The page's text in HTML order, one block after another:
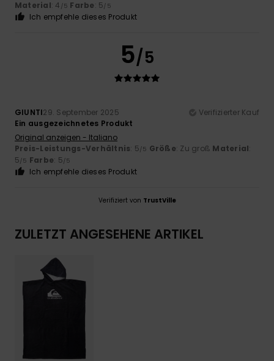
Material: 4 /5 Farbe: 5/5
Ich empfehle dieses Produkt
5/5
GIUNTI29. September 2025
Verifizierter Kauf
Ein ausgezeichnetes Produkt
Original anzeigen - Italiano
Preis-Leistungs-Verhältnis: 5/5 Größe: Zu groß Material:
5/5 Farbe: 5/5
Ich empfehle dieses Produkt
Verifiziert von TrustVille
ZULETZT ANGESEHENE ARTIKEL